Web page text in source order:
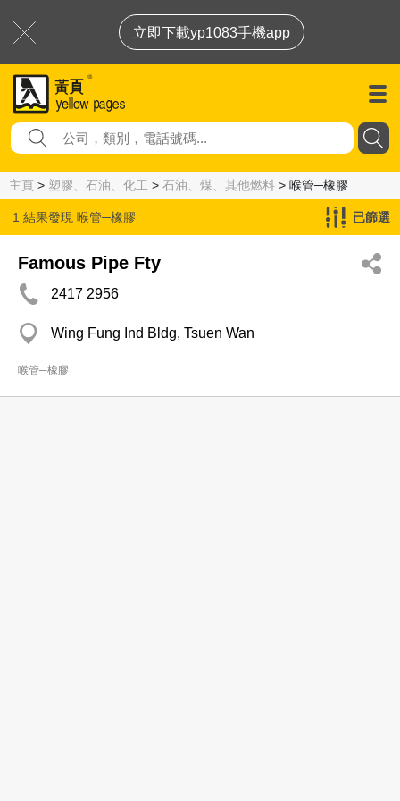
立即下載yp1083手機app
主頁 > 塑膠、石油、化工 > 石油、煤、其他燃料 > 喉管─橡膠
1 結果發現 喉管─橡膠 已篩選
Famous Pipe Fty
2417 2956
Wing Fung Ind Bldg, Tsuen Wan
喉管─橡膠